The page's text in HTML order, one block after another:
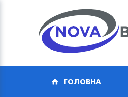
ГОЛОВНА